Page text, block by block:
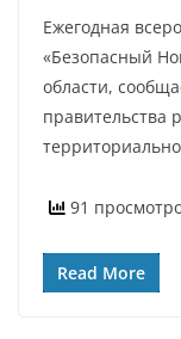
Ежегодная
«Безопасный
области,
правительства
91
Read More